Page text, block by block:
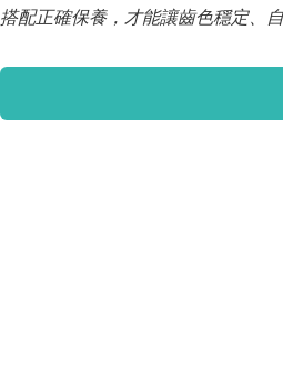
搭配正確保養，才能讓齒色穩定、自